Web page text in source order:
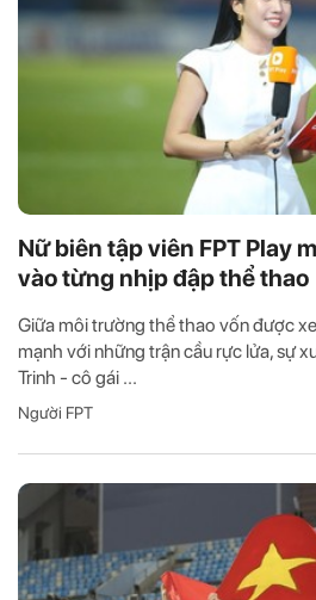
Nữ biên tập viên FPT Play
vào từng nhịp đập thể thao
Giữa môi trường thể thao vốn được
mạnh với những trận cầu rực lửa, sự
Trinh - cô gái ...
Người FPT